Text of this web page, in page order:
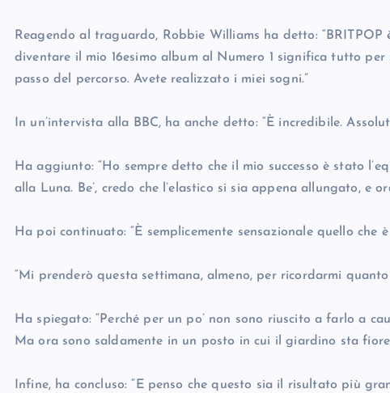
Reagendo al traguardo, Robbie Williams ha detto:
diventare il mio 16esimo album al Numero 1 significa tutto
passo del percorso. Avete realizzato i miei sogni.”
In un’intervista alla BBC, ha anche detto: “È incredibile.
Ha aggiunto: “Ho sempre detto che il mio successo è stato
alla Luna. Be’, credo che l’elastico si sia appena allungato, e
Ha poi continuato: “È semplicemente sensazionale quello che
“Mi prenderò questa settimana, almeno, per ricordarmi
Ha spiegato: “Perché per un po’ non sono riuscito a farlo a
Ma ora sono saldamente in un posto in cui il giardino sta
Infine, ha concluso: “E penso che questo sia il risultato più